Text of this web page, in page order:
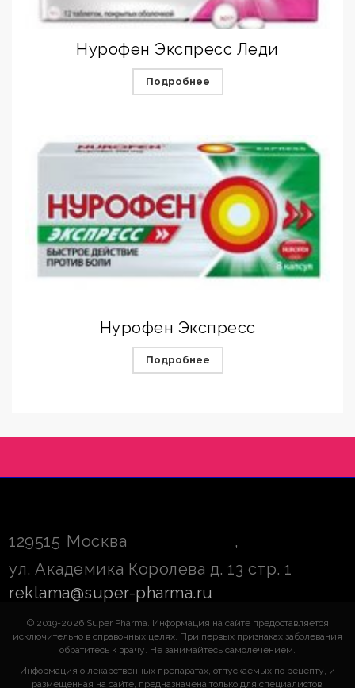
Нурофен Экспресс Леди
Подробнее
Нурофен Экспресс
Подробнее
129515 Москва
,
ул. Академика Королева д. 13 стр. 1
reklama@super-pharma.ru
© 2019-2026 Super Pharma. Информация на сайте предоставляется
исключительно в справочных целях. При первых признаках заболевания
обратитесь к врачу. Не занимайтесь самолечением.
Информация о лекарственных препаратах, отпускаемых по рецепту, и
размещенная на сайте, предназначена только для специалистов.